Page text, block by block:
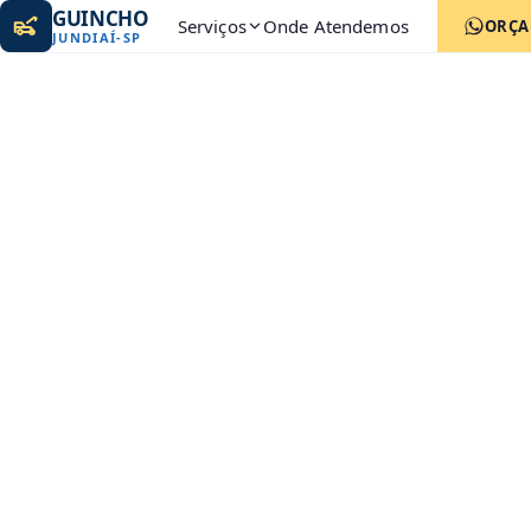
GUINCHO
JUNDIAÍ-SP Serviços Onde Atendemos